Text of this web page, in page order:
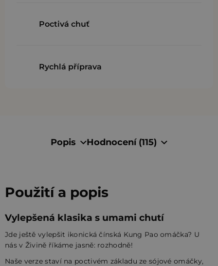
Poctivá chuť
Rychlá příprava
Popis Hodnocení (115)
Použití a popis
Vylepšená klasika s umami chutí
Jde ještě vylepšit ikonická čínská Kung Pao omáčka? U
nás v Živině říkáme jasně: rozhodně!
Naše verze staví na poctivém základu ze sójové omáčky,